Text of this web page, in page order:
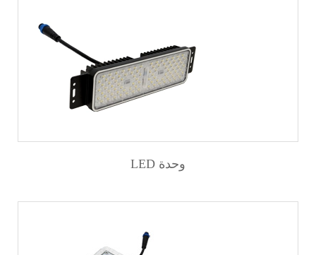
LED وحدة